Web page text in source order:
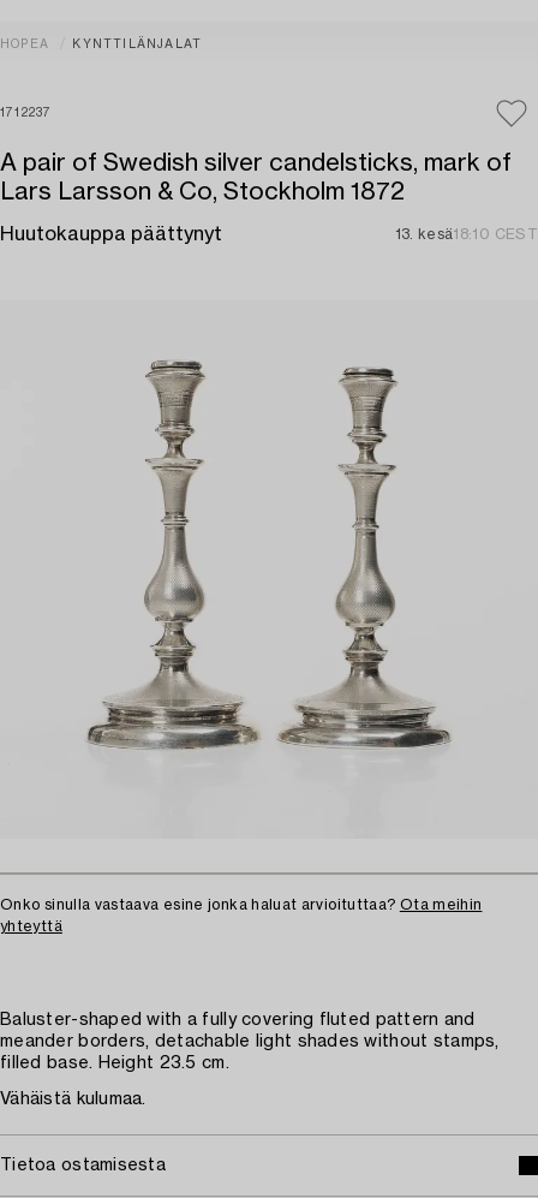
HOPEA KYNTTILÄNJALAT
1712237
A pair of Swedish silver candelsticks, mark of
Lars Larsson & Co, Stockholm 1872
Huutokauppa päättynyt 13. kesä18:10 CEST
Onko sinulla vastaava esine jonka haluat arvioituttaa? Ota meihin
yhteyttä
Baluster-shaped with a fully covering fluted pattern and
meander borders, detachable light shades without stamps,
filled base. Height 23.5 cm.
Vähäistä kulumaa.
Tietoa ostamisesta